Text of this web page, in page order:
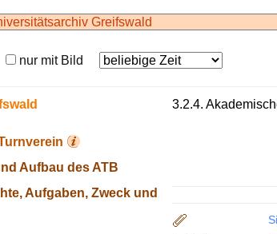
nur mit Bild
Aufbau des ATB
Aufgaben, Zweck und
3.2.4.